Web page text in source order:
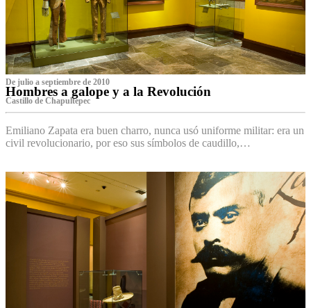
De julio a septiembre de 2010
Hombres a galope y a la Revolución
Castillo de Chapultepec
Emiliano Zapata era buen charro, nunca usó uniforme militar: era un
civil revolucionario, por eso sus símbolos de caudillo,…